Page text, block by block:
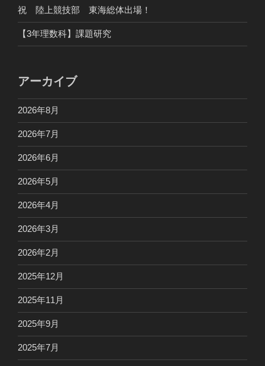
祝 陸上競技部 東海総体出場！
【3年理数科】課題研究
アーカイブ
2026年8月
2026年7月
2026年6月
2026年5月
2026年4月
2026年3月
2026年2月
2025年12月
2025年11月
2025年9月
2025年7月